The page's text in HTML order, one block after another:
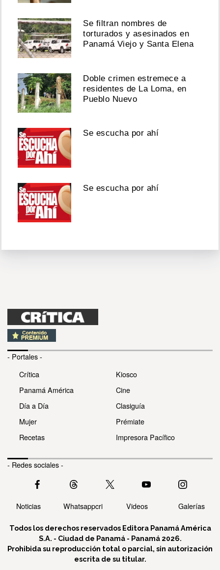
Se filtran nombres de
torturados y asesinados en
Panamá Viejo y Santa Elena
Doble crimen estremece a
residentes de La Loma, en
Pueblo Nuevo
Se escucha por ahí
Se escucha por ahí
- Portales -
Crítica
Panamá América
Día a Día
Mujer
Recetas
Kiosco
Cine
Clasiguía
Prémiate
Impresora Pacífico
- Redes sociales -
Noticias Whatsappcri Videos Galerías
Todos los derechos reservados Editora Panamá América
S.A. - Ciudad de Panamá - Panamá 2026.
Prohibida su reproducción total o parcial, sin autorización
escrita de su titular.